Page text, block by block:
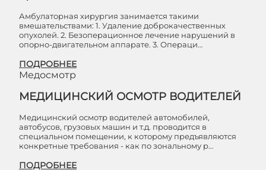
Амбулаторная хирургия занимается такими
вмешательствами: 1. Удаление доброкачественных
опухолей. 2. Безоперационное лечение нарушений в
опорно-двигательном аппарате. 3. Операци…
ПОДРОБНЕЕ
Медосмотр
МЕДИЦИНСКИЙ ОСМОТР ВОДИТЕЛЕЙ
Медицинский осмотр водителей автомобилей,
автобусов, грузовых машин и т.д. проводится в
специальном помещении, к которому предъявляются
конкретные требования - как по зональному р…
ПОДРОБНЕЕ